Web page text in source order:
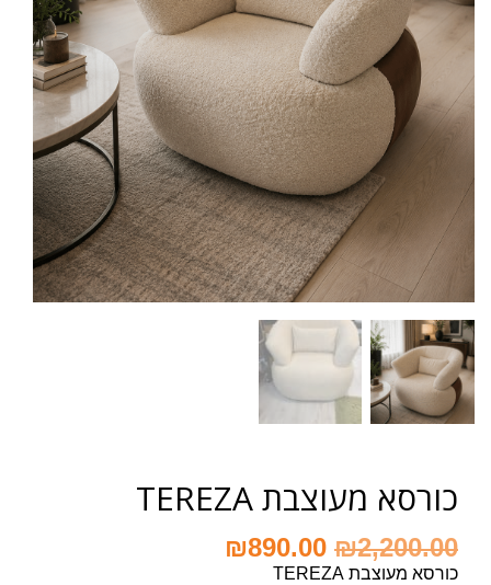
כורסא מעוצבת TEREZA
₪2,200.00
₪890.00
כורסא מעוצבת TEREZA